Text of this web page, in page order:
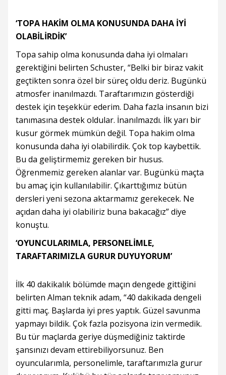
‘TOPA HAKİM OLMA KONUSUNDA DAHA İYİ
OLABİLİRDİK’
Topa sahip olma konusunda daha iyi olmaları
gerektiğini belirten Schuster, “Belki bir biraz vakit
geçtikten sonra özel bir süreç oldu deriz. Bugünkü
atmosfer inanılmazdı. Taraftarımızın gösterdiği
destek için teşekkür ederim. Daha fazla insanın bizi
tanımasına destek oldular. İnanılmazdı. İlk yarı bir
kusur görmek mümkün değil. Topa hakim olma
konusunda daha iyi olabilirdik. Çok top kaybettik.
Bu da geliştirmemiz gereken bir husus.
Öğrenmemiz gereken alanlar var. Bugünkü maçta
bu amaç için kullanılabilir. Çıkarttığımız bütün
dersleri yeni sezona aktarmamız gerekecek. Ne
açıdan daha iyi olabiliriz buna bakacağız” diye
konuştu.
‘OYUNCULARIMLA, PERSONELİMLE,
TARAFTARIMIZLA GURUR DUYUYORUM’
İlk 40 dakikalık bölümde maçın dengede gittiğini
belirten Alman teknik adam, “40 dakikada dengeli
gitti maç. Başlarda iyi pres yaptık. Güzel savunma
yapmayı bildik. Çok fazla pozisyona izin vermedik.
Bu tür maçlarda geriye düşmediğiniz taktirde
şansınızı devam ettirebiliyorsunuz. Ben
oyuncularımla, personelimle, taraftarımızla gurur